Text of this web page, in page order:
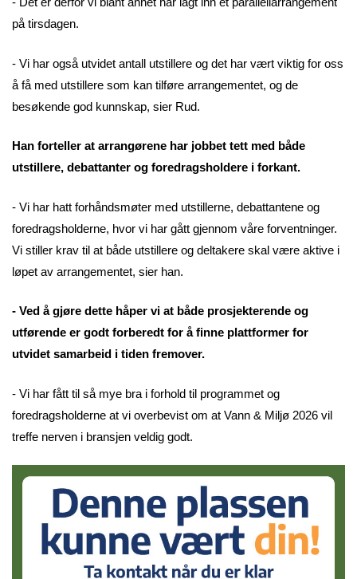
på tirsdagen.
- Vi har også utvidet antall utstillere og det har vært viktig for oss
å få med utstillere som kan tilføre arrangementet, og de
besøkende god kunnskap, sier Rud.
Han forteller at arrangørene har jobbet tett med både
utstillere, debattanter og foredragsholdere i forkant.
- Vi har hatt forhåndsmøter med utstillerne, debattantene og
foredragsholderne, hvor vi har gått gjennom våre forventninger.
Vi stiller krav til at både utstillere og deltakere skal være aktive i
løpet av arrangementet, sier han.
- Ved å gjøre dette håper vi at både prosjekterende og
utførende er godt forberedt for å finne plattformer for
utvidet samarbeid i tiden fremover.
- Vi har fått til så mye bra i forhold til programmet og
foredragsholderne at vi overbevist om at Vann & Miljø 2026 vil
treffe nerven i bransjen veldig godt.